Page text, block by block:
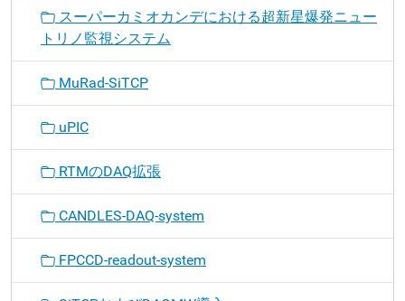
スーパーカミオカンデにおける超新星爆発ニュー
トリノ監視システム
MuRad-SiTCP
uPIC
RTMのDAQ拡張
CANDLES-DAQ-system
FPCCD-readout-system